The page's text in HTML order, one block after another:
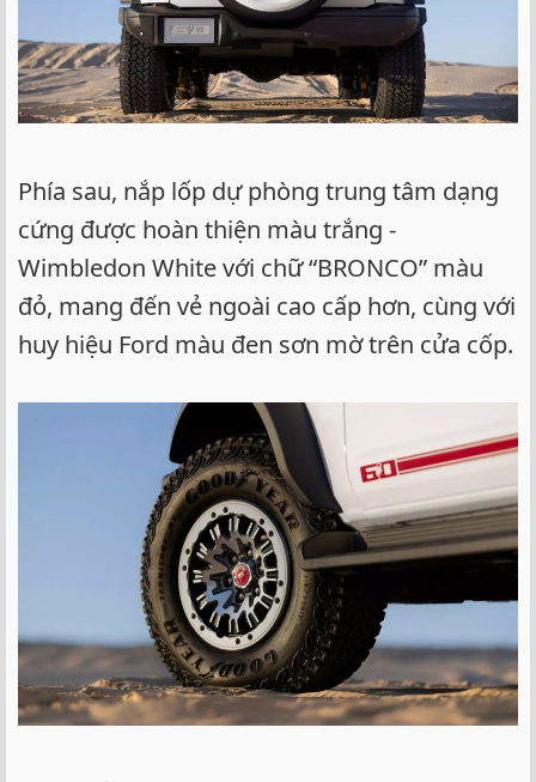
Phía sau, nắp lốp dự phòng trung tâm dạng
cứng được hoàn thiện màu trắng -
Wimbledon White với chữ “BRONCO” màu
đỏ, mang đến vẻ ngoài cao cấp hơn, cùng với
huy hiệu Ford màu đen sơn mờ trên cửa cốp.